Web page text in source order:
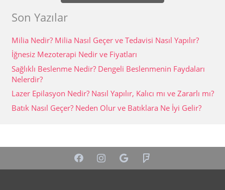
Son Yazılar
Milia Nedir? Milia Nasıl Geçer ve Tedavisi Nasıl Yapılır?
İğnesiz Mezoterapi Nedir ve Fiyatları
Sağlıklı Beslenme Nedir? Dengeli Beslenmenin Faydaları
Nelerdir?
Lazer Epilasyon Nedir? Nasıl Yapılır, Kalıcı mı ve Zararlı mı?
Batık Nasıl Geçer? Neden Olur ve Batıklara Ne İyi Gelir?